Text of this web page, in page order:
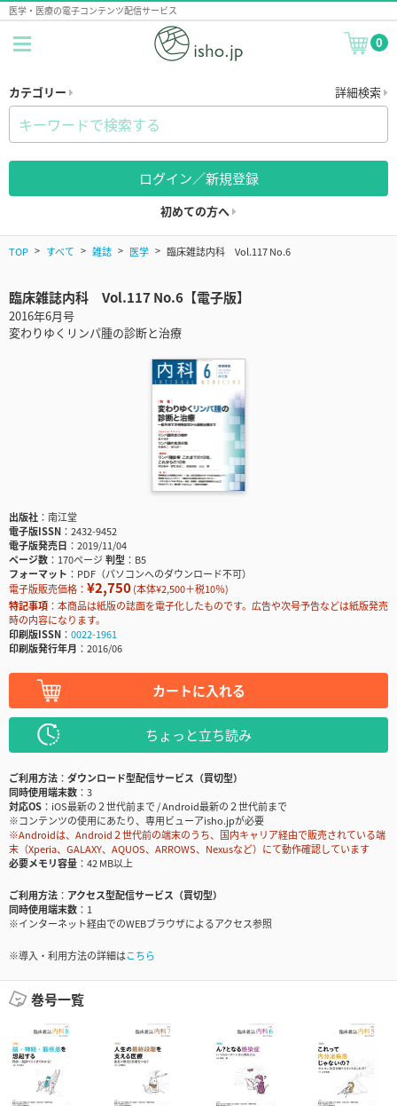
医学・医療の電子コンテンツ配信サービス
0
カテゴリー 詳細検索
ログイン／新規登録
初めての方へ
TOP すべて 雑誌 医学 臨床雑誌内科 Vol.117 No.6
臨床雑誌内科 Vol.117 No.6【電子版】
2016年6月号
変わりゆくリンパ腫の診断と治療
出版社
南江堂
電子版ISSN
2432-9452
電子版発売日
2019/11/04
ページ数
170ページ判型
B5
フォーマット
PDF（パソコンへのダウンロード不可）
電子版販売価格： ¥2,750(本体¥2,500＋税10％)
特記事項
本商品は紙版の誌面を電子化したものです。広告や次号予告などは紙版発売
時の内容になります。
印刷版ISSN
0022-1961
印刷版発行年月
2016/06
カートに入れる
ちょっと立ち読み
ご利用方法
ダウンロード型配信サービス（買切型）
同時使用端末数
3
対応OS
iOS最新の２世代前まで / Android最新の２世代前まで
※コンテンツの使用にあたり、専用ビューアisho.jpが必要
※Androidは、Android２世代前の端末のうち、国内キャリア経由で販売されている端
末（Xperia、GALAXY、AQUOS、ARROWS、Nexusなど）にて動作確認しています
必要メモリ容量
42 MB以上
ご利用方法
アクセス型配信サービス（買切型）
同時使用端末数
1
※インターネット経由でのWEBブラウザによるアクセス参照
※導入・利用方法の詳細はこちら
巻号一覧